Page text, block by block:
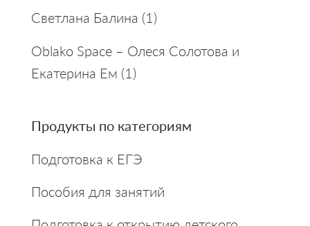
Светлана Балина (1)
Oblako Space – Олеся Солотова и
Екатерина Eм (1)
Продукты по категориям
Подготовка к ЕГЭ
Пособия для занятий